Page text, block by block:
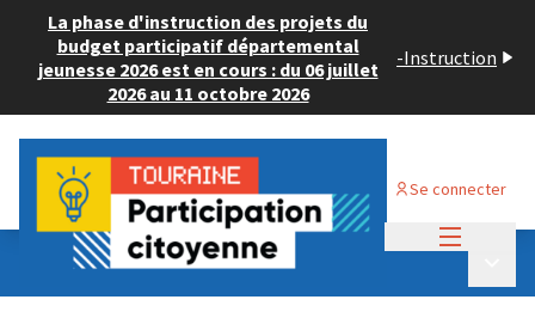
La phase d'instruction des projets du
budget participatif départemental
jeunesse 2026 est en cours : du 06 juillet
2026 au 11 octobre 2026
-Instruction
Se connecter
Budget Participatif JEUNESSE 2024
💡 Consulter les projets déposés